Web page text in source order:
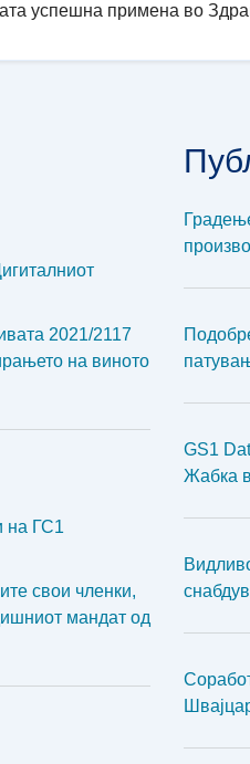
успешна примена во
2021/2117
на виното
на ГС1
свои членки,
мандат од
GS1
Жабка